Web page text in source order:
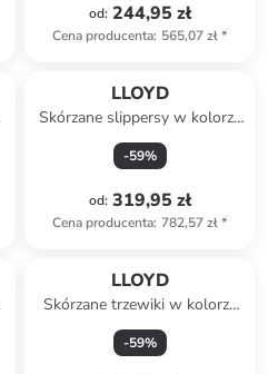
od: 244,95 zł
Cena producenta: 565,07 zł*
LLOYD
Skórzane slippersy w kolorze
czerwonym
-59%
od: 319,95 zł
Cena producenta: 782,57 zł*
LLOYD
Skórzane trzewiki w kolorze
czarnym
-59%